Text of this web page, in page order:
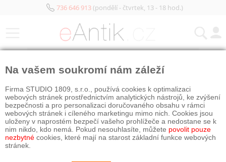
736 646 913(pondělí - čtvrtek, 13 - 18 hod.)
Na vašem soukromí nám záleží
Firma STUDIO 1809, s.r.o., používá cookies k optimalizaci
webových stránek prostřednictvím analytických nástrojů, ke zvýšení
bezpečnosti a pro personalizaci doručovaného obsahu v rámci
webových stránek i cíleného marketingu mimo nich. Cookies jsou
uloženy v naprostém bezpečí vašeho prohlížeče a nedostane se k
nim nikdo, kdo nemá. Pokud nesouhlasíte, můžete povolit pouze
nezbytné cookies, které mají na starost základní funkce webových
stránek.